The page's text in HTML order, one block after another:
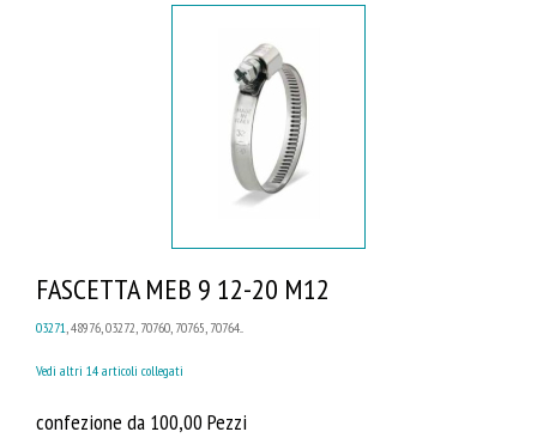
FASCETTA MEB 9 12-20 M12
03271, 48976, 03272, 70760, 70765, 70764...
Vedi altri 14 articoli collegati
confezione da 100,00 Pezzi